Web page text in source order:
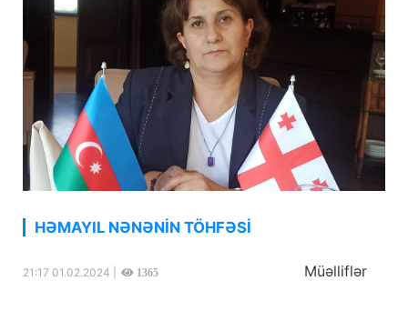
HƏMAYIL NƏNƏNİN TÖHFƏSİ
21:17 01.02.2024 | 1365 Müəlliflər